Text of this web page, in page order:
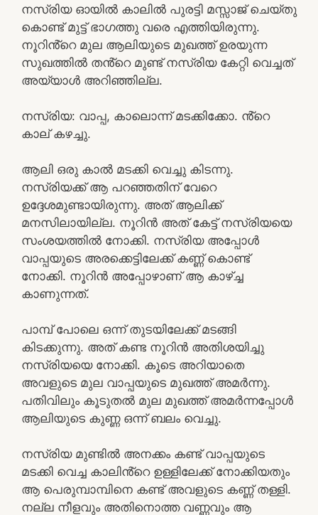
നസ്രിയ ഓയിൽ കാലിൽ പുരട്ടി മസ്സാജ് ചെയ്തു
കൊണ്ട് മുട്ട് ഭാഗത്തു വരെ എത്തിയിരുന്നു.
നൂറിൻ്റെ മുല ആലിയുടെ മുഖത്ത് ഉരയുന്ന
സുഖത്തിൽ തൻ്റെ മുണ്ട് നസ്രിയ കേറ്റി വെച്ചത്
അയ്യാൾ അറിഞ്ഞില്ല.
നസ്രിയ: വാപ്പ, കാലൊന്ന് മടക്കിക്കോ. ൻ്റെ
കാല് കഴച്ചു.
ആലി ഒരു കാൽ മടക്കി വെച്ചു കിടന്നു.
നസ്രിയക്ക് ആ പറഞ്ഞതിന് വേറെ
ഉദ്ദേശമുണ്ടായിരുന്നു. അത് ആലിക്ക്
മനസിലായില്ല. നൂറിൻ അത് കേട്ട് നസ്രിയയെ
സംശയത്തിൽ നോക്കി. നസ്രിയ അപ്പോൾ
വാപ്പയുടെ അരക്കെട്ടിലേക്ക് കണ്ണ് കൊണ്ട്
നോക്കി. നൂറിൻ അപ്പോഴാണ് ആ കാഴ്ച്ച
കാണുന്നത്.
പാമ്പ് പോലെ ഒന്ന് തുടയിലേക്ക് മടങ്ങി
കിടക്കുന്നു. അത് കണ്ട നൂറിൻ അതിശയിച്ചു
നസ്രിയയെ നോക്കി. കൂടെ അറിയാതെ
അവളുടെ മുല വാപ്പയുടെ മുഖത്ത് അമർന്നു.
പതിവിലും കൂടുതൽ മുല മുഖത്ത് അമർന്നപ്പോൾ
ആലിയുടെ കുണ്ണ ഒന്ന് ബലം വെച്ചു.
നസ്രിയ മുണ്ടിൽ അനക്കം കണ്ട് വാപ്പയുടെ
മടക്കി വെച്ച കാലിൻ്റെ ഉള്ളിലേക്ക് നോക്കിയതും
ആ പെരുമ്പാമ്പിനെ കണ്ട് അവളുടെ കണ്ണ് തള്ളി.
നല്ല നീളവും അതിനൊത്ത വണ്ണവും ആ